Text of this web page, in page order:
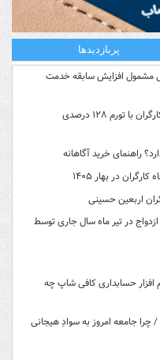
پربازدیدها
مشمول افزایش سابقه خدمت
فریبِ «کاهش شتاب تورم» را نخورید؛ سفره کارگران با تورم ۱۲۸ درصدی
راهنمای خرید آگاهانه
اربعین حسینی
تسهیلات ازدواج در تیر ماه سال جاری توسط
افزار حسابداری کافی شاپ چه
چرا جامعه امروز به سوادِ هیجانی